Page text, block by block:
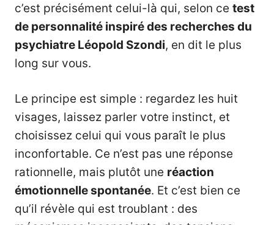
c’est précisément celui-là qui, selon ce test
de personnalité inspiré des recherches du
psychiatre Léopold Szondi, en dit le plus
long sur vous.
Le principe est simple : regardez les huit
visages, laissez parler votre instinct, et
choisissez celui qui vous paraît le plus
inconfortable. Ce n’est pas une réponse
rationnelle, mais plutôt une réaction
émotionnelle spontanée. Et c’est bien ce
qu’il révèle qui est troublant : des